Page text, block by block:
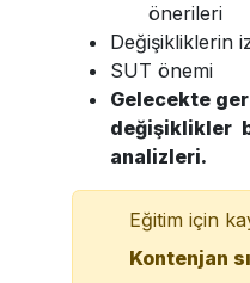
önerileri
Değişikliklerin
SUT önemi
Gelecekte
değişiklikler
analizleri.
Eğitim için
Kontenjan